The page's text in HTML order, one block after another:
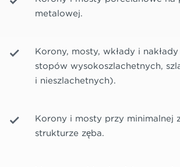
metalowej.
Korony, mosty, wkłady i
stopów wysokoszlachetnych,
i nieszlachetnych).
Korony i mosty przy minimalnej
strukturze zęba.